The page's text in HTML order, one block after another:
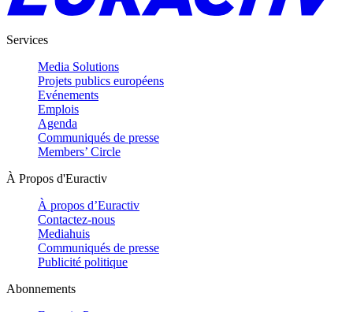
Services
Media Solutions
Projets publics européens
Evénements
Emplois
Agenda
Communiqués de presse
Members’ Circle
À Propos d'Euractiv
À propos d’Euractiv
Contactez-nous
Mediahuis
Communiqués de presse
Publicité politique
Abonnements